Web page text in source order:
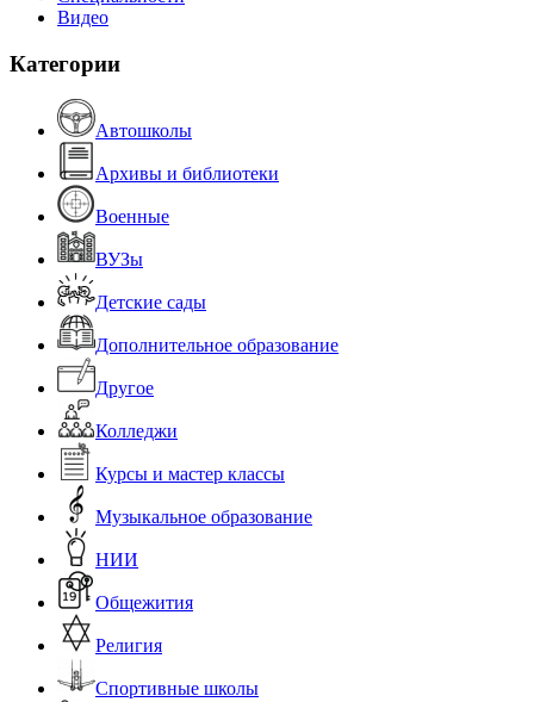
Видео
Категории
Автошколы
Архивы и библиотеки
Военные
ВУЗы
Детские сады
Дополнительное образование
Другое
Колледжи
Курсы и мастер классы
Музыкальное образование
НИИ
Общежития
Религия
Спортивные школы